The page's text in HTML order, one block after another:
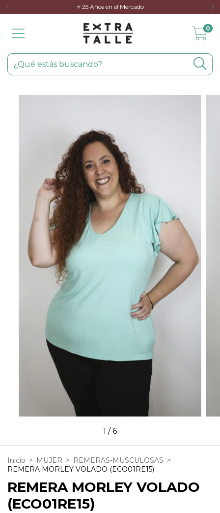
⭐️ 25 Años en el Mercado
0
1 /6
Inicio > MUJER > REMERAS-MUSCULOSAS >
REMERA MORLEY VOLADO (ECO01RE15)
REMERA MORLEY VOLADO
(ECO01RE15)